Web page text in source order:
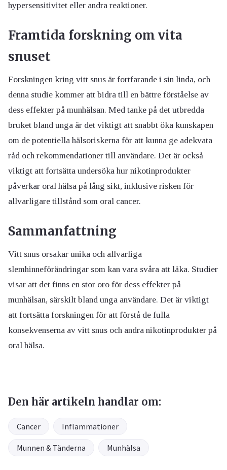
hypersensitivitet eller andra reaktioner.
Framtida forskning om vita
snuset
Forskningen kring vitt snus är fortfarande i sin linda, och
denna studie kommer att bidra till en bättre förståelse av
dess effekter på munhälsan. Med tanke på det utbredda
bruket bland unga är det viktigt att snabbt öka kunskapen
om de potentiella hälsoriskerna för att kunna ge adekvata
råd och rekommendationer till användare. Det är också
viktigt att fortsätta undersöka hur nikotinprodukter
påverkar oral hälsa på lång sikt, inklusive risken för
allvarligare tillstånd som oral cancer.
Sammanfattning
Vitt snus orsakar unika och allvarliga
slemhinneförändringar som kan vara svåra att läka. Studier
visar att det finns en stor oro för dess effekter på
munhälsan, särskilt bland unga användare. Det är viktigt
att fortsätta forskningen för att förstå de fulla
konsekvenserna av vitt snus och andra nikotinprodukter på
oral hälsa.
Den här artikeln handlar om:
Cancer Inflammationer
Munnen & Tänderna Munhälsa